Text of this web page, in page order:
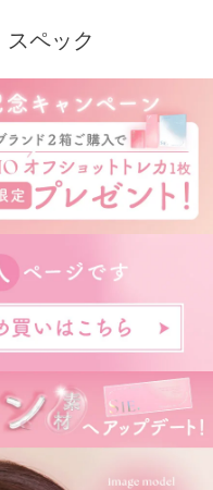
ーンハイドロゲル素材へ
水）のみの販売となりま
光カラコン(※)」の他、垢
ンレンズまで豊富なライ
元を叶えるSIE.（シー）
いなしのコンタクトレン
回転を抑え定位置で安定
スペック